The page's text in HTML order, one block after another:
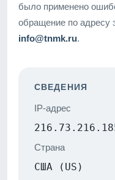
было применено
обращение по адресу
info@tnmk.ru.
СВЕДЕНИЯ
IP-адрес
Страна
США (US)